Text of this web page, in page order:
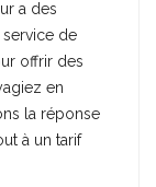
a des
service de
offrir des
en
la réponse
à un tarif